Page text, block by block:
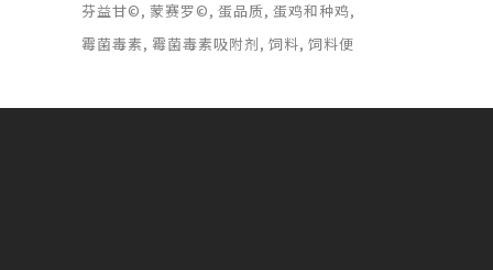
芬益甘© 蒙赛罗© 蛋品质 蛋鸡和种鸡
霉菌毒素 霉菌毒素吸附剂 饲料 饲料便